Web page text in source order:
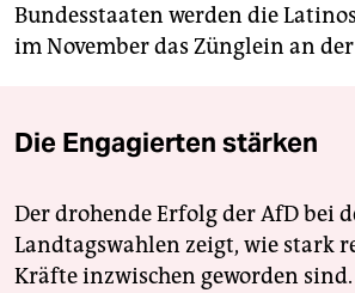
Bundesstaaten werden die
im November das Zünglein an der
Die Engagierten stärken
Der drohende Erfolg der AfD bei
Landtagswahlen zeigt, wie stark
Kräfte inzwischen geworden